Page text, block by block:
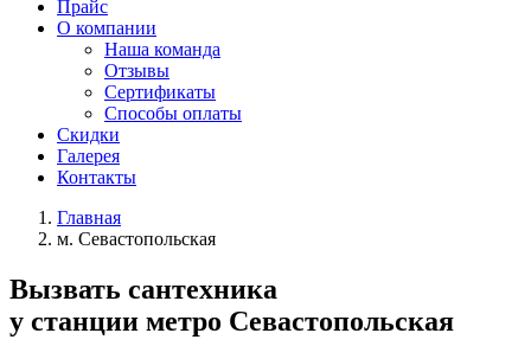
Прайс
О компании
Наша команда
Отзывы
Сертификаты
Способы оплаты
Скидки
Галерея
Контакты
Главная
м. Севастопольская
Вызвать сантехника
у станции метро Севастопольская